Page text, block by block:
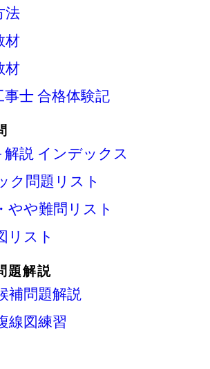
法
材
材
士 合格体験記
解説 インデックス
ク問題リスト
やや難問リスト
リスト
題解説
補問題解説
線図練習